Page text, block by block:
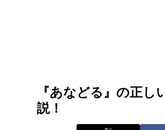
『あなどる』の正
説！